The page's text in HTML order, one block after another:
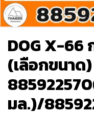
DOG X-66
(เลือกขนาด)
มล.)/